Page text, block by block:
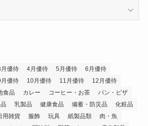
優待 4月優待 5月優待
6月優待
優待 10月優待 11月優待
12月優待
食品 カレー コーヒー・お茶
パン・ピザ
乳製品 健康食品 備蓄・防災品
化粧品
用雑貨 服飾 玩具 紙製品類
肉・魚